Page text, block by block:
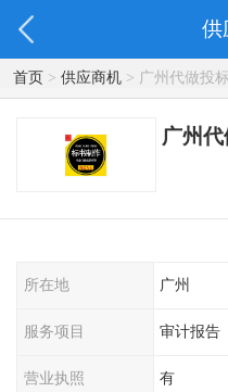
供
首页> 供应商机> 广州代做投
广州
所在地 广州
服务项目 审计报告
营业执照 有